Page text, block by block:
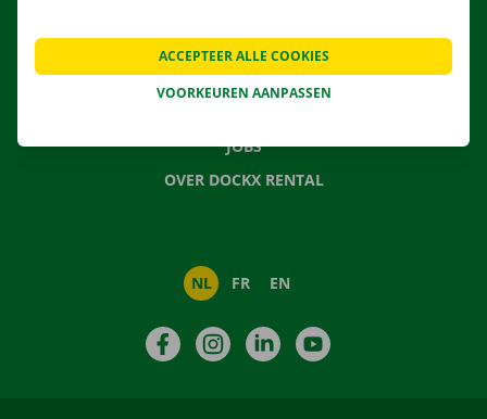
VEELGESTELDE VRAGEN
NIEUWS
JOBS
OVER DOCKX RENTAL
NL FR EN
FacebookInstagramLinkedIn
VOORKEUREN AANPASSEN
ACCEPTEER ALLE COOKIES